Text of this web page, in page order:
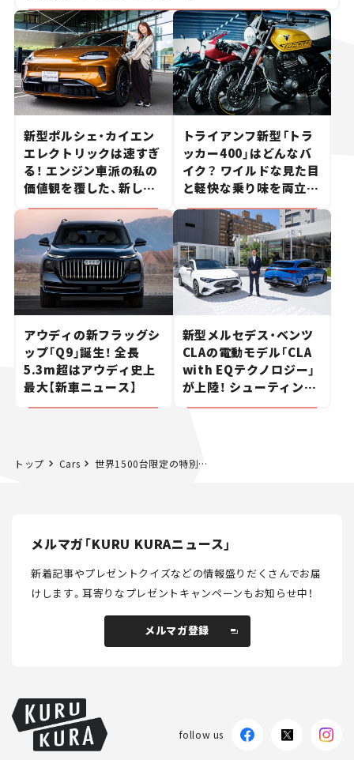
新型ポルシェ・カイエン
エレクトリックは速すぎ
る！ エンジン車派の私の
価値観を覆した、新しい
ポルシェの走り。
トライアンフ新型「トラ
ッカー400」はどんなバ
イク？ ワイルドな見た目
と軽快な乗り味を両立し
た400ccフラットトラッ
カー【試乗レビュー】
アウディの新フラッグシ
ップ「Q9」誕生！ 全長
5.3m超はアウディ史上
最大【新車ニュース】
新型メルセデス・ベンツ
CLAの電動モデル「CLA
with EQテクノロジー」
が上陸！ シューティング
ブレークも発売【新車ニ
トップ Cars 世界1500台限定の特別なポルシェが登場！ 911カブリオレ「911スピリット70」ってどんなクルマ？【新車ニュース】
メルマガ「KURU KURAニュース」
新着記事やプレゼントクイズなどの情報盛りだくさんでお届
けします。耳寄りなプレゼントキャンペーンもお知らせ中！
メルマガ登録
follow us